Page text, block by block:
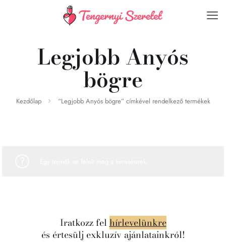
Legjobb Anyós
bögre
Kezdőlap “Legjobb Anyós bögre” címkével rendelkező termékek
Iratkozz felhírlevelünkre
és értesülj exkluzív ajánlatainkról!